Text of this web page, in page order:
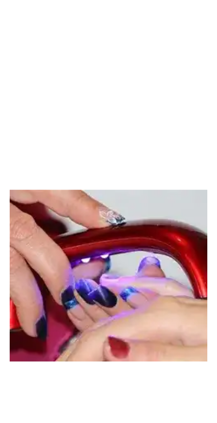
Service Coiffure/esthétique Prothésiste ongulaire
Pose capsule ou chablon
Service Prothesiste ongulaire